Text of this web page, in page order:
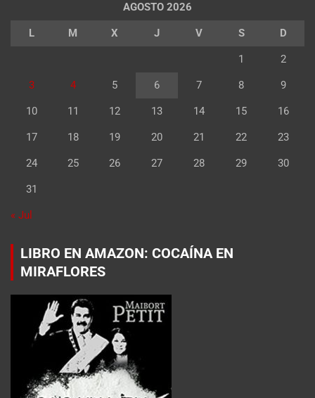
AGOSTO 2026
L M X J V S D
1 2
3 4 5 6 7 8 9
10 11 12 13 14 15 16
17 18 19 20 21 22 23
24 25 26 27 28 29 30
31
« Jul
LIBRO EN AMAZON: COCAÍNA EN
MIRAFLORES